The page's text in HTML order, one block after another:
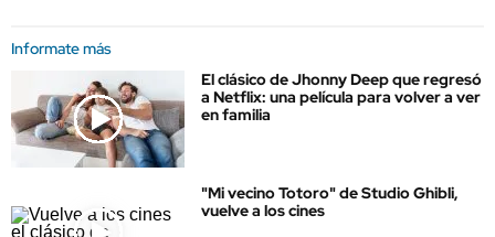
Informate más
El clásico de Jhonny Deep que regresó
a Netflix: una película para volver a ver
en familia
"Mi vecino Totoro" de Studio Ghibli,
vuelve a los cines